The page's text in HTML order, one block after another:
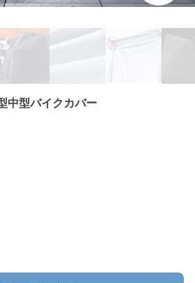
中型バイクカバー